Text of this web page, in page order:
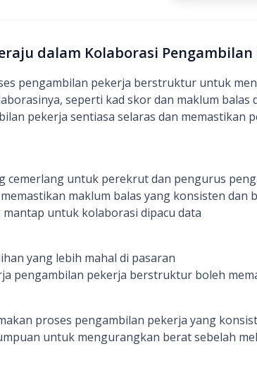
dalam Kolaborasi
pengambilan pekerja berstruktur untuk
seperti kad skor dan maklum balas
pekerja sentiasa selaras dan memastikan
cemerlang untuk perekrut dan pengurus
maklum balas yang konsisten dan
untuk kolaborasi dipacu data
yang lebih mahal di pasaran
pengambilan pekerja berstruktur boleh
proses pengambilan pekerja yang
untuk mengurangkan berat sebelah